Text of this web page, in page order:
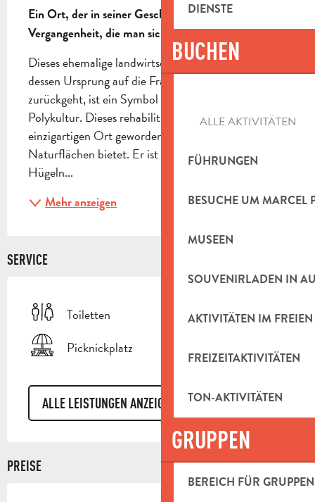
DIENSTE
BUCHEN
ALLE AKTIVITÄTEN
FÜHRUNGEN
BESUCHE UM MARCEL
MUSEEN
SOUVENIRLADEN IN
AKTIVITÄTEN IM FREIEN
FREIZEITAKTIVITÄTEN
TON-AKTIVITÄTEN
GRUPPEN
BEREICH FÜR GRUPPEN
Ein Ort, der in seiner Geschichte verwurzelt ist, eine
Vergangenheit, die man sich wieder aneignen muss...
Dieses ehemalige landwirtschaftliche Anwesen,
dessen Ursprung auf die Französische Revolution
zurückgeht, ist ein Symbol für die mediterrane
Polykultur. Dieses rehabilitierte Erbe ist zu einem
einzigartigen Ort geworden, der 235 ha öffentliche
Naturflächen bietet. Er ist auch das Tor zu den
Hügeln...
Mehr anzeigen
SERVICE
Toiletten
Picknickplatz
ALLE LEISTUNGEN ANZEIGEN
PREISE